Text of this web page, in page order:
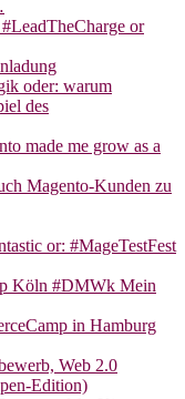
or
oder: warum
des
made me grow as a
Magento-Kunden zu
or: #MageTestFest
Köln #DMWk Mein
in Hamburg
Web 2.0
Edition)